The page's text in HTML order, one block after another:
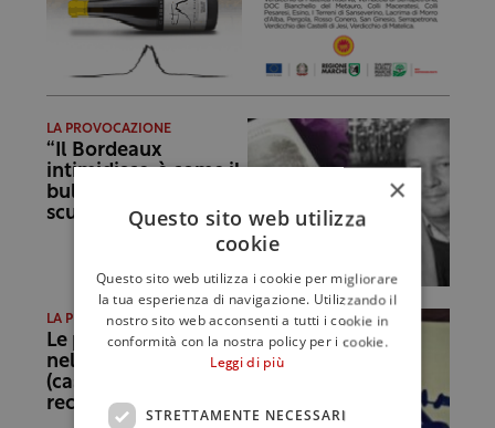
LA PROVOCAZIONE
“Il Bordeaux
intimidisce, è come il
bulletto della
scuola”
LA PROVOCAZIONE
Le parole da evitare
nel 2014. E quelle
(casomai) da
recuperare
×
Questo sito web utilizza
cookie
Questo sito web utilizza i cookie per migliorare
la tua esperienza di navigazione. Utilizzando il
nostro sito web acconsenti a tutti i cookie in
conformità con la nostra policy per i cookie.
Leggi di più
STRETTAMENTE NECESSARI